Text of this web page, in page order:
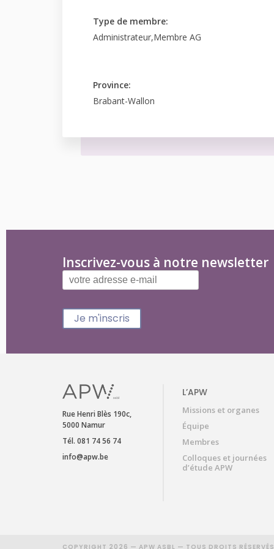
Type de membre:
Administrateur,Membre AG
Province:
Brabant-Wallon
Inscrivez-vous à notre newsletter
Je m'inscris
Rue Henri Blès 190c,
5000 Namur
Tél. 081 74 56 74
info@apw.be
L’APW
Missions et organes
Équipe
Membres
Colloques et journées
d’étude APW
COPYRIGHT 2026 — APW ASBL — TOUS DROITS RÉSERVÉS